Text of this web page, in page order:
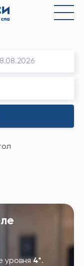
уровня4*.